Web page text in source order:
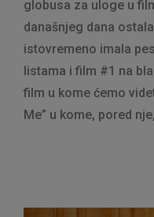
globusa za uloge u
današnjeg dana
istovremeno imala
listama i film #1 na
film u kome ćemo
Me” u kome, pored